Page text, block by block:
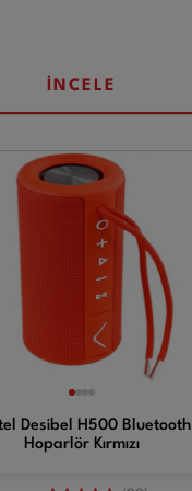
İNCELE
Desibel H500 Bluetooth
Hoparlör Kırmızı